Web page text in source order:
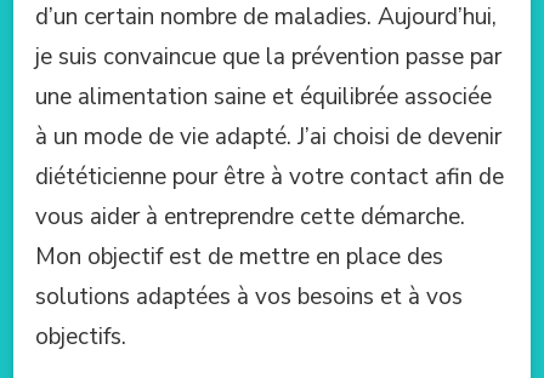
d’un certain nombre de maladies. Aujourd’hui,
je suis convaincue que la prévention passe par
une alimentation saine et équilibrée associée
à un mode de vie adapté. J’ai choisi de devenir
diététicienne pour être à votre contact afin de
vous aider à entreprendre cette démarche.
Mon objectif est de mettre en place des
solutions adaptées à vos besoins et à vos
objectifs.